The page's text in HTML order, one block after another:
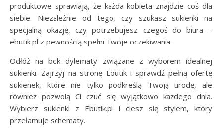
produktowe sprawiają, że każda kobieta znajdzie coś dla
siebie. Niezależnie od tego, czy szukasz sukienki na
specjalną okazję, czy potrzebujesz czegoś do biura –
ebutik.pl z pewnością spełni Twoje oczekiwania.
Odłóż na bok dylematy związane z wyborem idealnej
sukienki. Zajrzyj na stronę Ebutik i sprawdź pełną ofertę
sukienek, które nie tylko podkreślą Twoją urodę, ale
również pozwolą Ci czuć się wyjątkowo każdego dnia.
Wybierz sukienki z Ebutik.pl i ciesz się stylem, który
przełamuje schematy.